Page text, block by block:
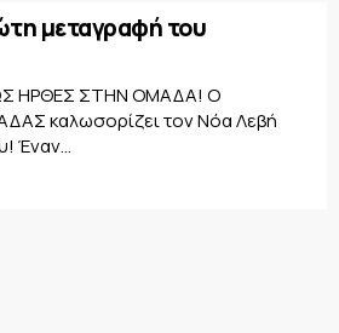
μεταγραφή του
ΗΡΘΕΣ ΣΤΗΝ ΟΜΑΔΑ! Ο
καλωσορίζει τον Νόα Λεβή
Έναν...